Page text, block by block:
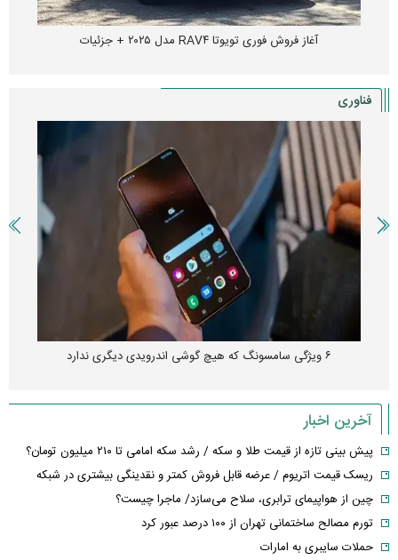
آغاز فروش فوری تویوتا RAV۴ مدل ۲۰۲۵ + جزئیات
فناوری
۶ ویژگی سامسونگ که هیچ گوشی اندرویدی دیگری ندارد
آخرین اخبار
پیش بینی تازه از قیمت طلا و سکه / رشد سکه امامی تا ۲۱۰ میلیون تومان؟
ریسک قیمت اتریوم / عرضه قابل فروش کمتر و نقدینگی بیشتری در شبکه
چین از هواپیمای ترابری، سلاح می‌سازد/ ماجرا چیست؟
تورم مصالح ساختمانی تهران از ۱۰۰ درصد عبور کرد
حملات سایبری به امارات